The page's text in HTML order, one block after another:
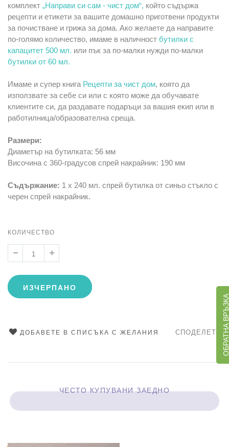
комплект „Направи си сам - чист дом“, който съдържа
рецепти и етикети за вашите домашно приготвени продукти
за почистване и грижа за дома. Ако желаете да направите
по-голямо количество, имаме в наличност бутилки с
капацитет 500 мл. или пък за по-малки нужди по-малки
бутилки от 60 мл.
Имаме и супер книга Рецепти за чист дом, която да
използвате за себе си или с която може да обучавате
клиентите си, да раздавате подаръци за вашия екип или в
работилница/образователна среща.
Размери:
Диаметър на бутилката: 56 мм
Височина с 360-градусов спрей накрайник: 190 мм
Съдържание: 1 x 240 мл. спрей бутилка от синьо стъкло с
черен спрей накрайник.
КОЛИЧЕСТВО
ИЗЧЕРПАНО
ДОБАВЕТЕ В СПИСЪКА С ЖЕЛАНИЯ СПОДЕЛЕТЕ
ЧЕСТО КУПУВАНИ ЗАЕДНО